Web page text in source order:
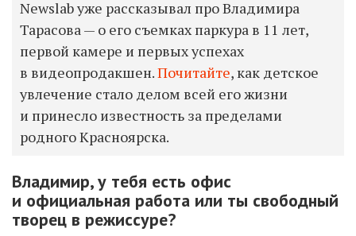
Newslab уже рассказывал про Владимира
Тарасова — о его съемках паркура в 11 лет,
первой камере и первых успехах
в видеопродакшен.Почитайте, как детское
увлечение стало делом всей его жизни
и принесло известность за пределами
родного Красноярска.
Владимир, у тебя есть офис
и официальная работа или ты свободный
творец в режиссуре?